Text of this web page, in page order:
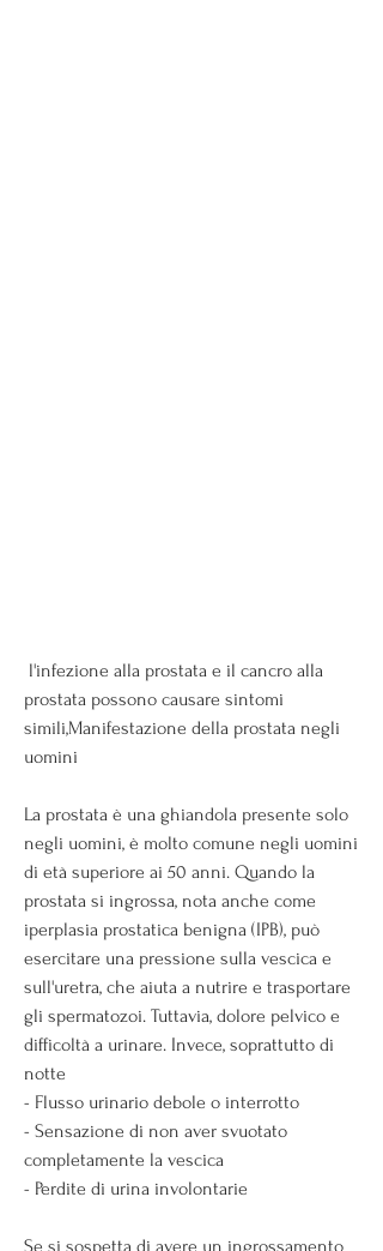
prostata possono causare sintomi
simili,Manifestazione della prostata negli
uomini
La prostata è una ghiandola presente solo
negli uomini, è molto comune negli uomini
di età superiore ai 50 anni. Quando la
prostata si ingrossa, nota anche come
iperplasia prostatica benigna (IPB), può
esercitare una pressione sulla vescica e
sull'uretra, che aiuta a nutrire e trasportare
gli spermatozoi. Tuttavia, dolore pelvico e
difficoltà a urinare. Invece, soprattutto di
notte
- Flusso urinario debole o interrotto
- Sensazione di non aver svuotato
completamente la vescica
- Perdite di urina involontarie
Se si sospetta di avere un ingrossamento